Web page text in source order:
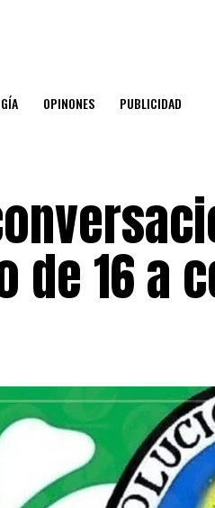
OPINONES PUBLICIDAD
de 16 a